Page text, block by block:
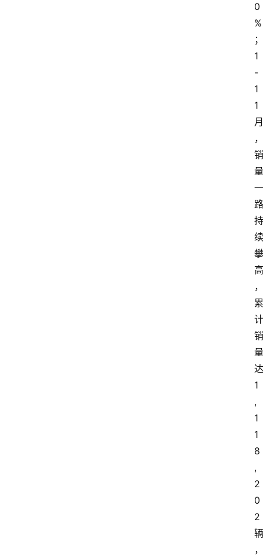
0
%
；
1
-
1
1
月
，
销
量
一
路
持
续
攀
高
，
累
计
销
量
达
1
,
1
1
8
,
2
0
2
辆
，